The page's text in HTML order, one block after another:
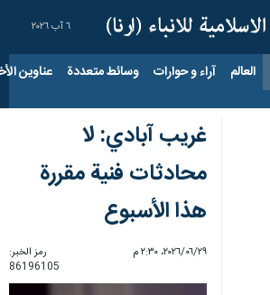
٦ آب ٢٠٢٦
العالم آراء و حوارات وسائط متعددة عناوين
غريب آبادي: لا
محادثات فنية مقررة
هذا الأسبوع
٢٩‏/٠٦‏/٢٠٢٦، ٢:٣٠ م
رمز الخبر:
86196105